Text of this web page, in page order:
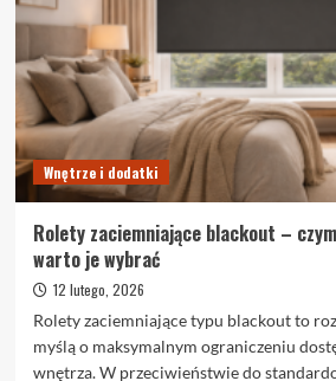
Wrocławiu
Wnętrze i dodatki
Rolety zaciemniające blackout –
warto je wybrać
12 lutego, 2026
Rolety zaciemniające typu blackout to
myślą o maksymalnym ograniczeniu
wnętrza. W przeciwieństwie do